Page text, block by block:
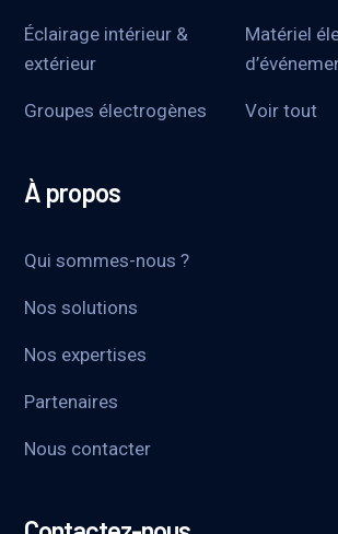
Éclairage intérieur &
extérieur
Matériel
Groupes électrogènes Voir tout
À propos
Qui sommes-nous ?
Nos solutions
Nos expertises
Partenaires
Nous contacter